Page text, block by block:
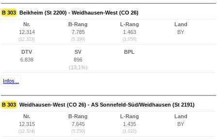
B 303 Beikheim (St 2200) - Weidhausen-West (CO 26)
Nr.
12.314
(12.323)
B-Rang
7.785
(5.390)
L-Rang
1.463
(1.050)
Land
BY
DTV
6.838
SV
896
(13,1%)
BPL
Infos...
B 303 Weidhausen-West (CO 26) - AS Sonnefeld-Süd/Weidhausen (St 2191)
Nr.
12.315
(12.324)
B-Rang
7.645
(5.250)
L-Rang
1.435
(1.022)
Land
BY